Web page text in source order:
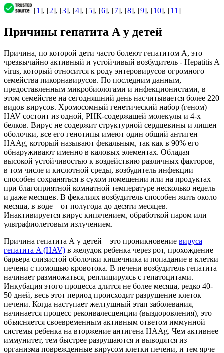
[1], [2], [3], [4], [5], [6], [7], [8], [9], [10], [11]
Причины гепатита А у детей
Причина, по которой дети часто болеют гепатитом А, это
чрезвычайно активный и устойчивый возбудитель - Hepatitis A
virus, который относится к роду энтеровирусов огромного
семейства пикорнавирусов. По последним данным,
предоставленным микробиологами и инфекционистами, в
этом семействе на сегодняшний день насчитывается более 220
видов вирусов. Хромосомный генетический набор (геном)
HAV состоит из одной, РНК-содержащей молекулы и 4-х
белков. Вирус не содержит структурной сердцевины и лишен
оболочки, все его генотипы имеют один общий антиген –
HAAg, который называют фекальным, так как в 90% его
обнаруживают именно в каловых элементах. Обладая
высокой устойчивостью к воздействию различных факторов,
в том числе и кислотной среды, возбудитель инфекции
способен сохраняться в сухом помещении или на продуктах
при благоприятной комнатной температуре несколько недель
и даже месяцев. В фекалиях возбудитель способен жить около
месяца, в воде – от полугода до десяти месяцев.
Инактивируется вирус кипячением, обработкой паром или
ультрафиолетовым излучением.
Причина гепатита А у детей – это проникновение вируса
гепатита A (HAV) в желудок ребенка через рот, прохождение
барьера слизистой оболочки кишечника и попадание в клетки
печени с помощью кровотока. В печени возбудитель гепатита
начинает размножаться, реплицируясь с гепатоцитами.
Инкубация этого процесса длится не более месяца, редко 40-
50 дней, весь этот период происходит разрушение клеток
печени. Когда наступает желтушный этап заболевания,
начинается процесс реконвалесценции (выздоровления), это
объясняется своевременным активным ответом иммунной
системы ребенка на вторжение антигена HAAg. Чем активнее
иммунитет, тем быстрее разрушаются и выводятся из
организма поврежденные вирусом клетки печени, и тем ярче